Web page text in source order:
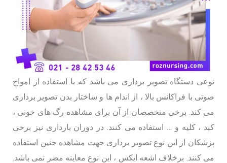
نوعی دستگاه تصویر برداری می باشد که با استفاده از امواج
صوتی با فراکانس بالا ، از اندام ها و ساختار بدن تصویر برداری
می کند. برخی متخصصان از آن برای مشاهده رگ های خونی ،
کبد ، کلیه و … استفاده می کنند. در دوران بارداری نیز برخی
پزشکان از این نوع تصویر برداری جهت مشاهده جنین استفاده
می کنند. برخلاف اشعه ایکس ، این نوع معاینه مضر نمی باشد.